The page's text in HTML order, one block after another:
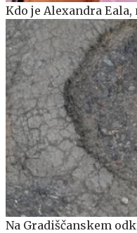
Kdo je Alexandra
Na Gradiščanskem